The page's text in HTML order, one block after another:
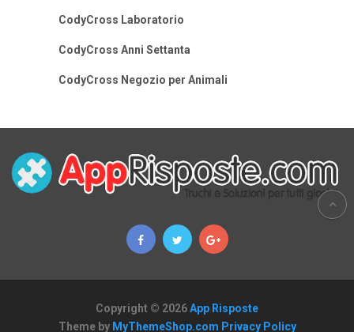
CodyCross Laboratorio
CodyCross Anni Settanta
CodyCross Negozio per Animali
Copyright © 2026App Risposte
Theme by MyThemeShop.com Privacy Policy